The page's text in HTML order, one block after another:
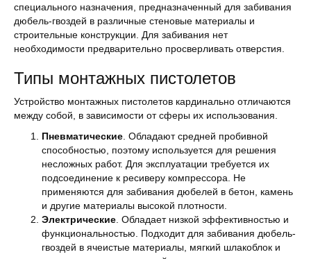
специального назначения, предназначенный для забивания
дюбель-гвоздей в различные стеновые материалы и
строительные конструкции. Для забивания нет
необходимости предварительно просверливать отверстия.
Типы монтажных пистолетов
Устройство монтажных пистолетов кардинально отличаются
между собой, в зависимости от сферы их использования.
Пневматические . Обладают средней пробивной
способностью, поэтому используется для решения
несложных работ. Для эксплуатации требуется их
подсоединение к ресиверу компрессора. Не
применяются для забивания дюбелей в бетон, камень
и другие материалы высокой плотности.
Электрические . Обладает низкой эффективностью и
функциональностью. Подходит для забивания дюбель-
гвоздей в ячеистые материалы, мягкий шлакоблок и